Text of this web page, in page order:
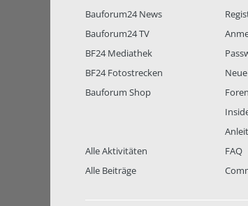
Bauforum24 News
Bauforum24 TV
BF24 Mediathek
BF24 Fotostrecken
Bauforum Shop
Alle Aktivitäten
Alle Beiträge
FAQ